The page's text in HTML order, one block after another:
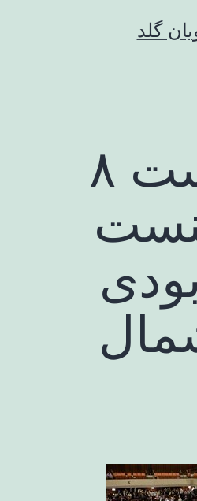
گلد
درخواست ۸